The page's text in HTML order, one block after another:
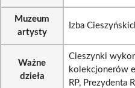
Muzeum
artysty
Izba
Ważne
dzieła
Cieszynki
kolekcjonerów
RP, Prezydenta